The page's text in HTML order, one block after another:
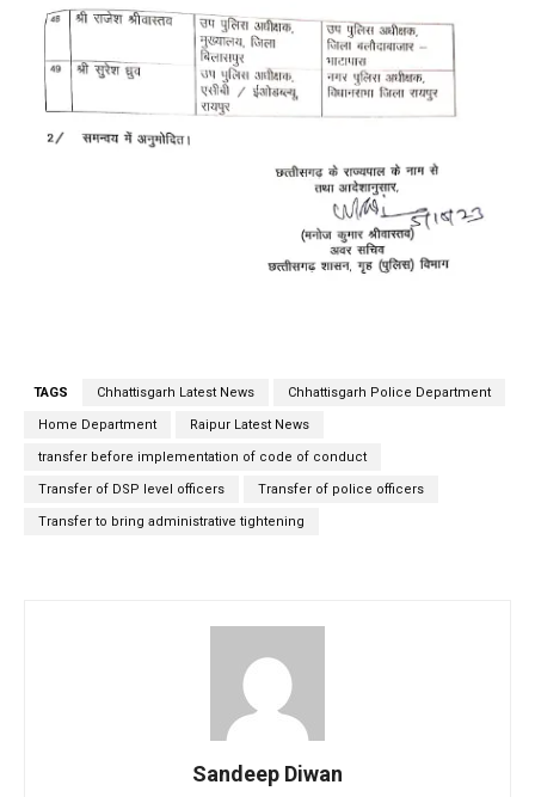
TAGS Chhattisgarh Latest News Chhattisgarh Police Department
Home Department Raipur Latest News
transfer before implementation of code of conduct
Transfer of DSP level officers Transfer of police officers
Transfer to bring administrative tightening
Sandeep Diwan